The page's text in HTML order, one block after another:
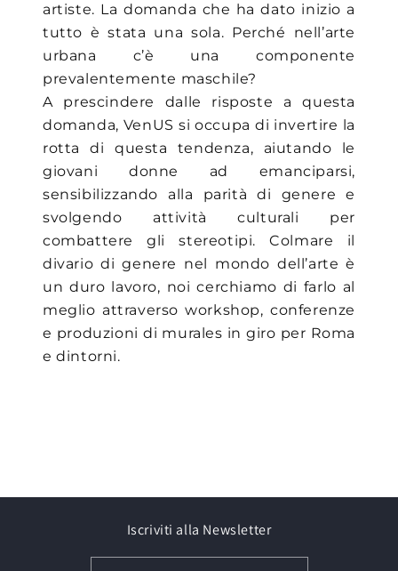
artiste. La domanda che ha dato inizio a
tutto è stata una sola. Perché nell’arte
urbana c’è una componente
prevalentemente maschile?
A prescindere dalle risposte a questa
domanda, VenUS si occupa di invertire la
rotta di questa tendenza, aiutando le
giovani donne ad emanciparsi,
sensibilizzando alla parità di genere e
svolgendo attività culturali per
combattere gli stereotipi. Colmare il
divario di genere nel mondo dell’arte è
un duro lavoro, noi cerchiamo di farlo al
meglio attraverso workshop, conferenze
e produzioni di murales in giro per Roma
e dintorni.
Iscriviti alla Newsletter